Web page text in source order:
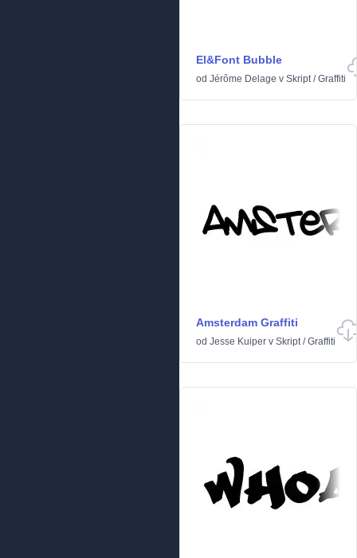
El&Font Bubble
od Jérôme Delage v Skript/Graffiti
Amsterdam Graffiti
od Jesse Kuiper v Skript/Graffiti